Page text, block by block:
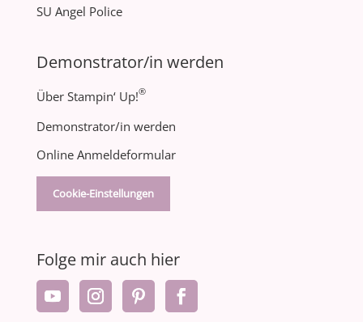
SU Angel Police
Demonstrator/in werden
Über Stampin‘ Up!®
Demonstrator/in werden
Online Anmeldeformular
Cookie-Einstellungen
Folge mir auch hier